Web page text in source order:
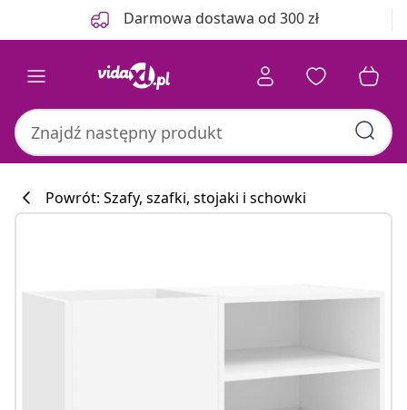
Darmowa dostawa od 300 zł
Powrót: Szafy, szafki, stojaki i schowki